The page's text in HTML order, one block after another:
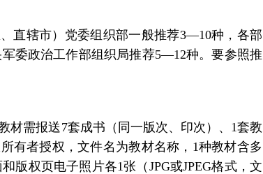
直辖市）党委组织部一般推荐3—10种，各部
委政治工作部组织局推荐5—12种。要参照推
材需报送7套成书（同一版次、印次）、1套教
有者授权，文件名为教材名称，1种教材含多
版权页电子照片各1张（JPG或JPEG格式，文